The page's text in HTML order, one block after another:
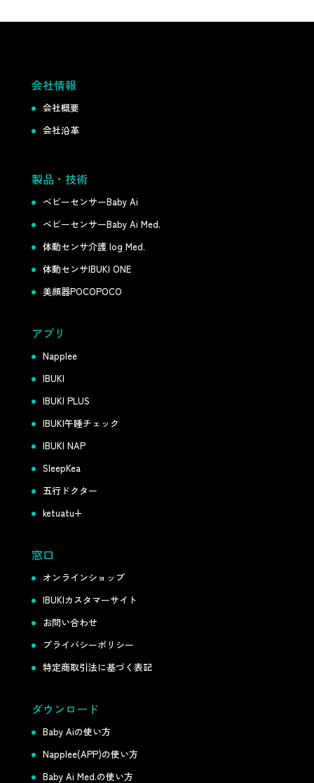
会社情報
会社概要
会社沿革
製品・技術
ベビーセンサーBaby Ai
ベビーセンサーBaby Ai Med.
体動センサ介護 log Med.
体動センサIBUKI ONE
美顔器POCOPOCO
アプリ
Napplee
IBUKI
IBUKI PLUS
IBUKI午睡チェック
IBUKI NAP
SleepKea
五行ドクター
ketuatu+
窓口
オンラインショップ
IBUKIカスタマーサイト
お問い合わせ
プライバシーポリシー
特定商取引法に基づく表記
ダウンロード
Baby Aiの使い方
Napplee(APP)の使い方
Baby Ai Med.の使い方